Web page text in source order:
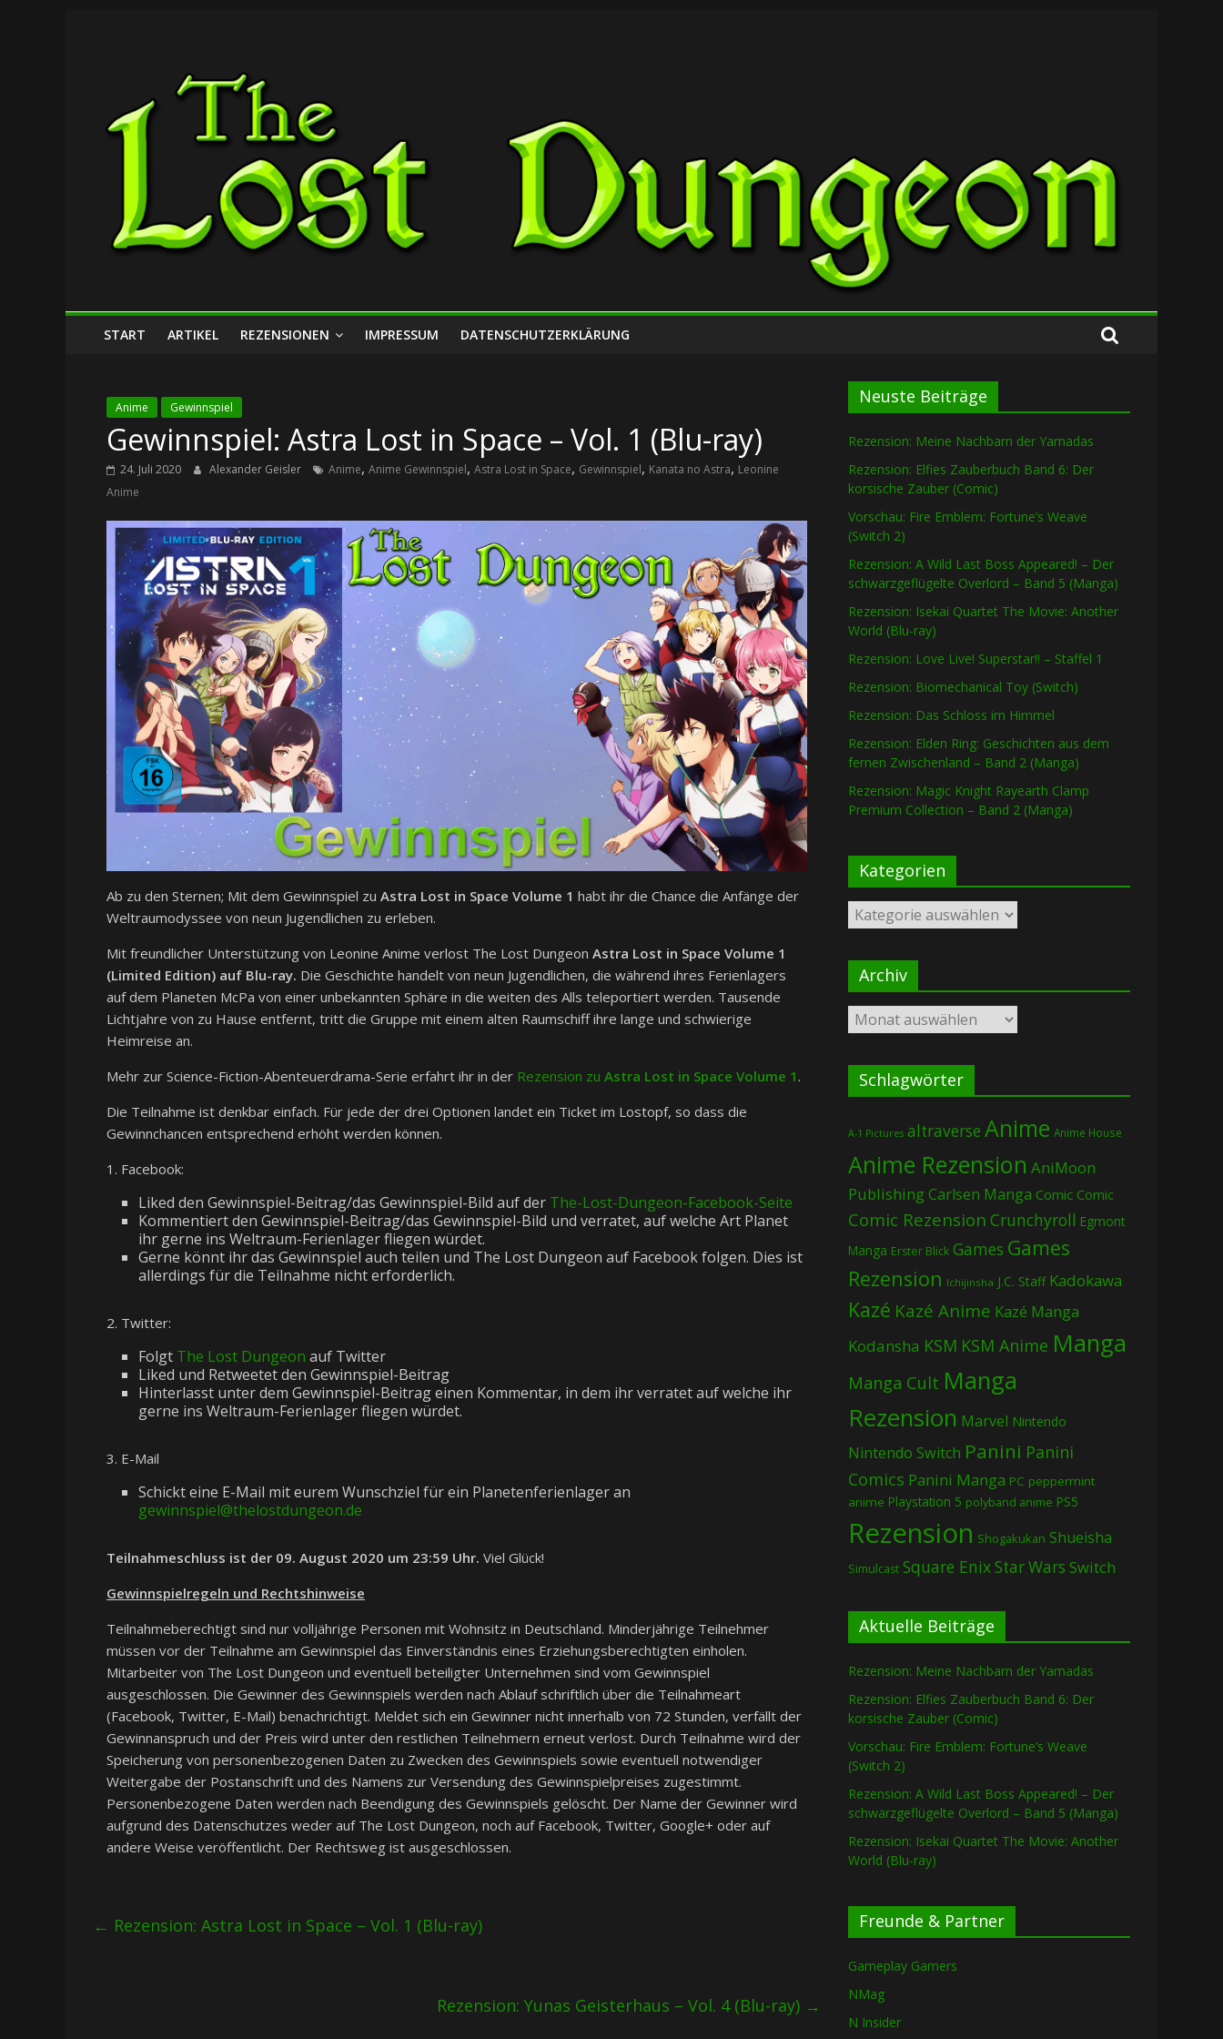
Lost
Dungeon
START ARTIKEL REZENSIONEN IMPRESSUM DATENSCHUTZERKLÄRUNG
Anime Gewinnspiel
Gewinnspiel: Astra Lost in Space – Vol. 1 (Blu-ray)
24. Juli 2020 Alexander Geisler Anime, Anime Gewinnspiel, Astra Lost in Space, Gewinnspiel, Kanata no Astra, Leonine
Anime
Ab zu den Sternen; Mit dem Gewinnspiel zu Astra Lost in Space Volume 1 habt ihr die Chance die Anfänge der
Weltraumodyssee von neun Jugendlichen zu erleben.
Mit freundlicher Unterstützung von Leonine Anime verlost The Lost Dungeon Astra Lost in Space Volume 1
(Limited Edition) auf Blu-ray. Die Geschichte handelt von neun Jugendlichen, die während ihres Ferienlagers
auf dem Planeten McPa von einer unbekannten Sphäre in die weiten des Alls teleportiert werden. Tausende
Lichtjahre von zu Hause entfernt, tritt die Gruppe mit einem alten Raumschiff ihre lange und schwierige
Heimreise an.
Mehr zur Science-Fiction-Abenteuerdrama-Serie erfahrt ihr in der Rezension zu Astra Lost in Space Volume 1 .
Die Teilnahme ist denkbar einfach. Für jede der drei Optionen landet ein Ticket im Lostopf, so dass die
Gewinnchancen entsprechend erhöht werden können.
1. Facebook:
Liked den Gewinnspiel-Beitrag/das Gewinnspiel-Bild auf der The-Lost-Dungeon-Facebook-Seite
Kommentiert den Gewinnspiel-Beitrag/das Gewinnspiel-Bild und verratet, auf welche Art Planet
ihr gerne ins Weltraum-Ferienlager fliegen würdet.
Gerne könnt ihr das Gewinnspiel auch teilen und The Lost Dungeon auf Facebook folgen. Dies ist
allerdings für die Teilnahme nicht erforderlich.
2. Twitter:
Folgt The Lost Dungeon auf Twitter
Liked und Retweetet den Gewinnspiel-Beitrag
Hinterlasst unter dem Gewinnspiel-Beitrag einen Kommentar, in dem ihr verratet auf welche ihr
gerne ins Weltraum-Ferienlager fliegen würdet.
3. E-Mail
Schickt eine E-Mail mit eurem Wunschziel für ein Planetenferienlager an
gewinnspiel@thelostdungeon.de
Teilnahmeschluss ist der 09. August 2020 um 23:59 Uhr. Viel Glück!
Gewinnspielregeln und Rechtshinweise
Teilnahmeberechtigt sind nur volljährige Personen mit Wohnsitz in Deutschland. Minderjährige Teilnehmer
müssen vor der Teilnahme am Gewinnspiel das Einverständnis eines Erziehungsberechtigten einholen.
Mitarbeiter von The Lost Dungeon und eventuell beteiligter Unternehmen sind vom Gewinnspiel
ausgeschlossen. Die Gewinner des Gewinnspiels werden nach Ablauf schriftlich über die Teilnahmeart
(Facebook, Twitter, E-Mail) benachrichtigt. Meldet sich ein Gewinner nicht innerhalb von 72 Stunden, verfällt der
Gewinnanspruch und der Preis wird unter den restlichen Teilnehmern erneut verlost. Durch Teilnahme wird der
Speicherung von personenbezogenen Daten zu Zwecken des Gewinnspiels sowie eventuell notwendiger
Weitergabe der Postanschrift und des Namens zur Versendung des Gewinnspielpreises zugestimmt.
Personenbezogene Daten werden nach Beendigung des Gewinnspiels gelöscht. Der Name der Gewinner wird
aufgrund des Datenschutzes weder auf The Lost Dungeon, noch auf Facebook, Twitter, Google+ oder auf
andere Weise veröffentlicht. Der Rechtsweg ist ausgeschlossen.
← Rezension: Astra Lost in Space – Vol. 1 (Blu-ray)
Rezension: Yunas Geisterhaus – Vol. 4 (Blu-ray) →
Neuste Beiträge
Rezension: Meine Nachbarn der Yamadas
Rezension: Elfies Zauberbuch Band 6: Der
korsische Zauber (Comic)
Vorschau: Fire Emblem: Fortune’s Weave
(Switch 2)
Rezension: A Wild Last Boss Appeared! – Der
schwarzgeflügelte Overlord – Band 5 (Manga)
Rezension: Isekai Quartet The Movie: Another
World (Blu-ray)
Rezension: Love Live! Superstar!! – Staffel 1
Rezension: Biomechanical Toy (Switch)
Rezension: Das Schloss im Himmel
Rezension: Elden Ring: Geschichten aus dem
fernen Zwischenland – Band 2 (Manga)
Rezension: Magic Knight Rayearth Clamp
Premium Collection – Band 2 (Manga)
Kategorien
Kategorien
Archiv
Archiv
Schlagwörter
A-1 Pictures altraverse Anime Anime House
Anime Rezension AniMoon
PublishingCarlsen Manga Comic Comic
Comic Rezension Crunchyroll Egmont
Manga Erster Blick Games Games
Rezension Ichijinsha J.C. Staff Kadokawa
Kazé Kazé Anime Kazé Manga
Kodansha KSM KSM Anime Manga
Manga Cult Manga
Rezension Marvel Nintendo
Nintendo Switch Panini Panini
Comics Panini Manga PC peppermint
anime Playstation 5 polyband anime PS5
Rezension Shogakukan Shueisha
Simulcast Square EnixStar Wars Switch
Aktuelle Beiträge
Rezension: Meine Nachbarn der Yamadas
Rezension: Elfies Zauberbuch Band 6: Der
korsische Zauber (Comic)
Vorschau: Fire Emblem: Fortune’s Weave
(Switch 2)
Rezension: A Wild Last Boss Appeared! – Der
schwarzgeflügelte Overlord – Band 5 (Manga)
Rezension: Isekai Quartet The Movie: Another
World (Blu-ray)
Freunde & Partner
Gameplay Gamers
NMag
N Insider